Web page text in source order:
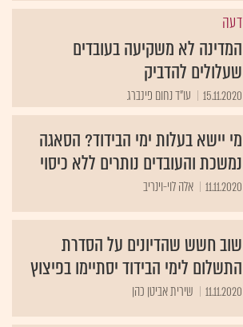
דעה
המדינה לא משקיעה בעובדים
שעלולים להדביק
15.11.2020 עו"ד נחום פינברג
מי יישא בעלות ימי הבידוד? הסאגה
נמשכת והעובדים נותרים ללא כיסוי
11.11.2020 אלה לוי-וינריב
שוב חשש שהדיונים על הסדרת
התשלום לימי הבידוד יסתיימו בפיצוץ
11.11.2020 שירית אביטן כהן